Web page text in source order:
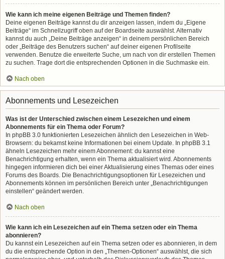
Wie kann ich meine eigenen Beiträge und Themen finden?
Deine eigenen Beiträge kannst du dir anzeigen lassen, indem du „Eigene
Beiträge“ im Schnellzugriff oben auf der Boardseite auswählst. Alternativ
kannst du auch „Deine Beiträge anzeigen“ in deinem persönlichen Bereich
oder „Beiträge des Benutzers suchen“ auf deiner eigenen Profilseite
verwenden. Benutze die erweiterte Suche, um nach von dir erstellen Themen
zu suchen. Trage dort die entsprechenden Optionen in die Suchmaske ein.
Nach oben
Abonnements und Lesezeichen
Was ist der Unterschied zwischen einem Lesezeichen und einem
Abonnements für ein Thema oder Forum?
In phpBB 3.0 funktionierten Lesezeichen ähnlich den Lesezeichen in Web-
Browsern: du bekamst keine Informationen bei einem Update. In phpBB 3.1
ähneln Lesezeichen mehr einem Abonnement: du kannst eine
Benachrichtigung erhalten, wenn ein Thema aktualisiert wird. Abonnements
hingegen informieren dich bei einer Aktualisierung eines Themas oder eines
Forums des Boards. Die Benachrichtigungsoptionen für Lesezeichen und
Abonnements können im persönlichen Bereich unter „Benachrichtigungen
einstellen“ geändert werden.
Nach oben
Wie kann ich ein Lesezeichen auf ein Thema setzen oder ein Thema
abonnieren?
Du kannst ein Lesezeichen auf ein Thema setzen oder es abonnieren, in dem
du die entsprechende Option in den „Themen-Optionen“ auswählst, die sich